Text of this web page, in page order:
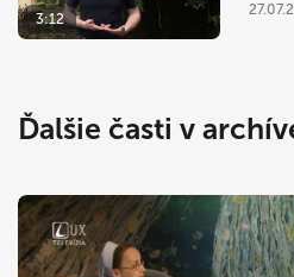
3:12
Ďalšie časti v